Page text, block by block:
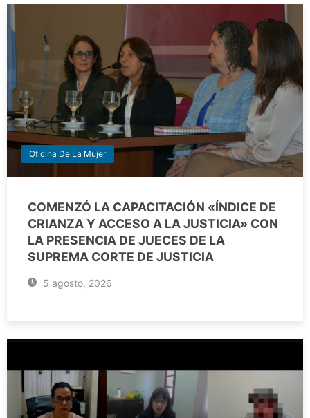
Oficina De La Mujer
COMENZÓ LA CAPACITACIÓN «ÍNDICE DE
CRIANZA Y ACCESO A LA JUSTICIA» CON
LA PRESENCIA DE JUECES DE LA
SUPREMA CORTE DE JUSTICIA
5 agosto, 2026